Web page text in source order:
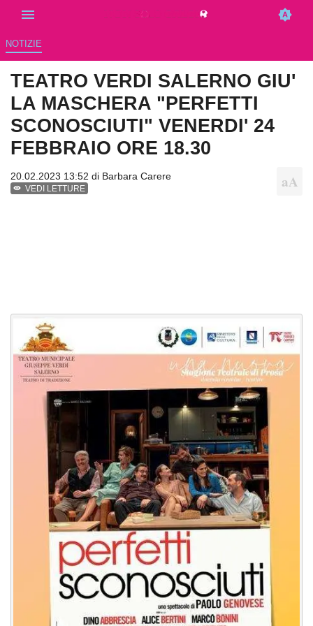
NOTIZIE
TEATRO VERDI SALERNO GIU'
LA MASCHERA "PERFETTI
SCONOSCIUTI" VENERDI' 24
FEBBRAIO ORE 18.30
20.02.2023 13:52 di Barbara Carere
VEDI LETTURE